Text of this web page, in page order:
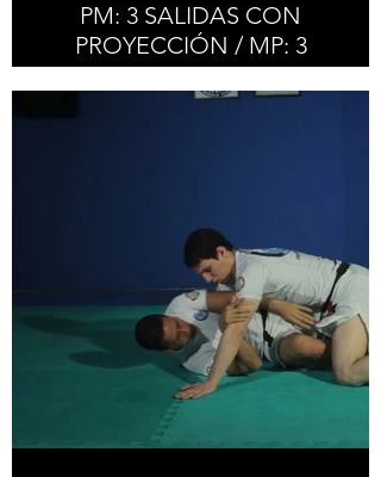
PM: 3 SALIDAS CON
PROYECCIÓN / MP: 3
ESCAPES WITH REVERSAL